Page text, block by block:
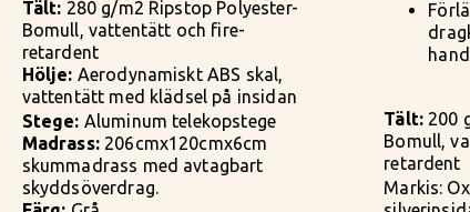
Tält: 280 g/m2 Ripstop Polyester-
Bomull, vattentätt och fire-
retardent
Hölje: Aerodynamiskt ABS skal,
vattentätt med klädsel på insidan
Stege: Aluminum telekopstege
Madrass:206cmx120cmx6cm
skummadrass med avtagbart
skyddsöverdrag.
Tält: 200
Bomull,
retardent
Markis: